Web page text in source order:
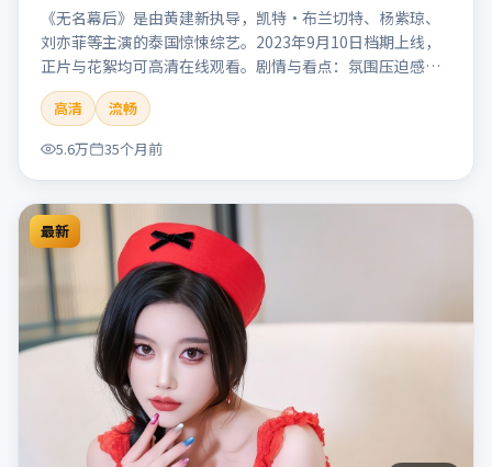
《无名幕后》是由黄建新执导，凯特·布兰切特、杨紫琼、
刘亦菲等主演的泰国惊悚综艺。2023年9月10日档期上线，
正片与花絮均可高清在线观看。剧情与看点：氛围压迫感
强，节奏紧张，适合追求刺激观影体验的观众。本片适合检
索「无名幕后」「黄建新」「惊悚」「泰国」「2023」
「2023-09-10上映」等关键词的影迷阅读简介与主创信息。
高清
流畅
5.6万
35个月前
最新